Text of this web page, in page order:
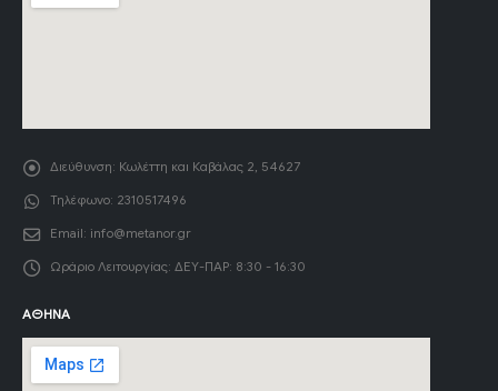
Διεύθυνση: Κωλέττη και Καβάλας 2, 54627
Τηλέφωνο: 2310517496
Email: info@metanor.gr
Ωράριο Λειτουργίας: ΔΕΥ-ΠΑΡ: 8:30 - 16:30
ΑΘΉΝΑ